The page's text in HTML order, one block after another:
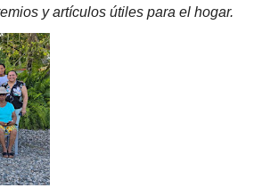
y artículos útiles para el hogar.